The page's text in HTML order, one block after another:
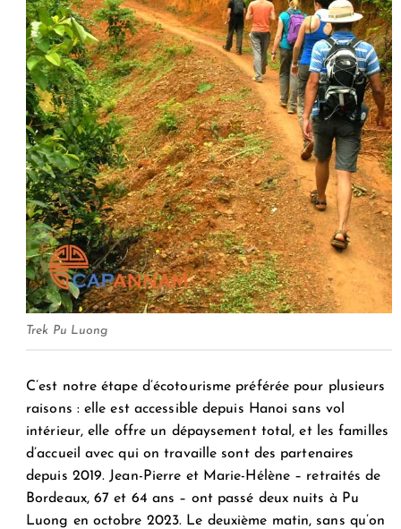
Trek Pu Luong
C’est notre étape d’écotourisme préférée pour plusieurs
raisons : elle est accessible depuis Hanoi sans vol
intérieur, elle offre un dépaysement total, et les familles
d’accueil avec qui on travaille sont des partenaires
depuis 2019. Jean-Pierre et Marie-Hélène – retraités de
Bordeaux, 67 et 64 ans – ont passé deux nuits à Pu
Luong en octobre 2023. Le deuxième matin, sans qu’on